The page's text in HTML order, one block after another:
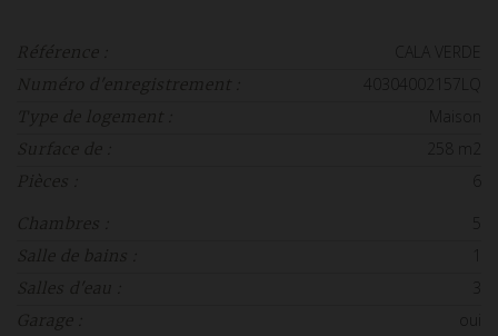
Référence :
Numéro d'enregistrement : 40304002157LQ
Type de logement :
Surface de :
Pièces :
Chambres :
Salle de bains :
Salles d'eau : 3
Garage :